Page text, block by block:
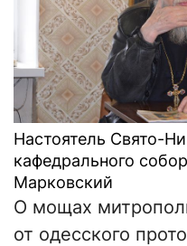
Настоятель Свято-
кафедрального
Марковский
О мощах
от одесского